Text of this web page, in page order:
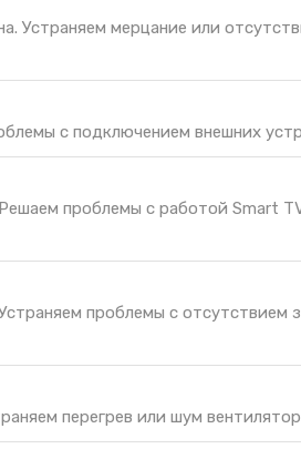
Устраняем мерцание или
с подключением внешних
проблемы с работой Smart
проблемы с отсутствием
перегрев или шум